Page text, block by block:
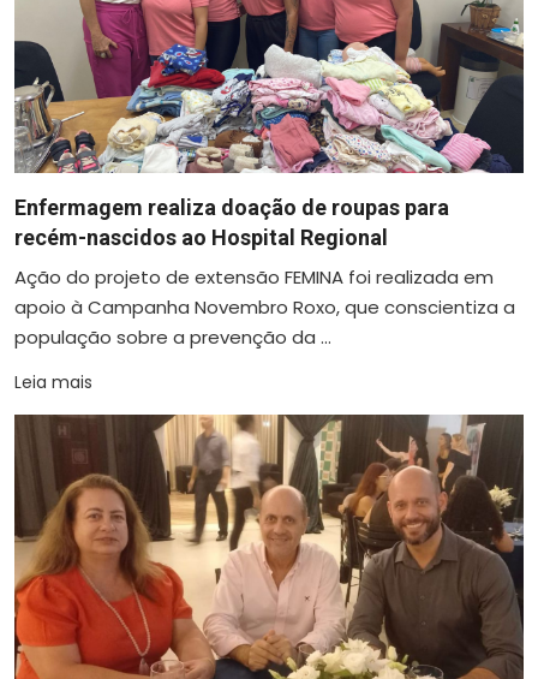
Enfermagem realiza doação de roupas para
recém-nascidos ao Hospital Regional
Ação do projeto de extensão FEMINA foi realizada em
apoio à Campanha Novembro Roxo, que conscientiza a
população sobre a prevenção da ...
Leia mais